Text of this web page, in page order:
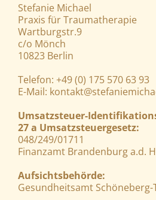
Stefanie Michael
Praxis für Traumatherapie
Wartburgstr.9
c/o Mönch
10823 Berlin
Telefon: +49 (0) 175 570 63 93
E-Mail:
Umsatzsteuer-
27 a Umsatzsteuergesetz:
048/249/01711
Finanzamt Brandenburg a.d.
Aufsichtsbehörde:
Gesundheitsamt